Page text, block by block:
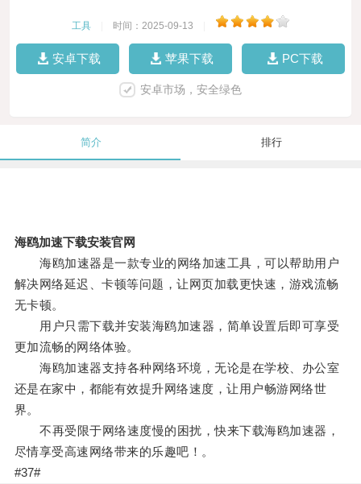
工具 时间：2025-09-13
安卓下载 苹果下载 PC下载
安卓市场，安全绿色
简介 排行
海鸥加速下载安装官网
海鸥加速器是一款专业的网络加速工具，可以帮助用户
解决网络延迟、卡顿等问题，让网页加载更快速，游戏流畅
无卡顿。
用户只需下载并安装海鸥加速器，简单设置后即可享受
更加流畅的网络体验。
海鸥加速器支持各种网络环境，无论是在学校、办公室
还是在家中，都能有效提升网络速度，让用户畅游网络世
界。
不再受限于网络速度慢的困扰，快来下载海鸥加速器，
尽情享受高速网络带来的乐趣吧！。
#37#